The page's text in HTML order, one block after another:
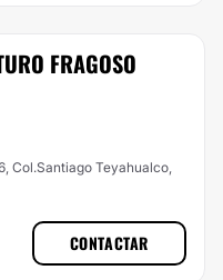
FRAGOSO
Col.Santiago Teyahualco,
CONTACTAR